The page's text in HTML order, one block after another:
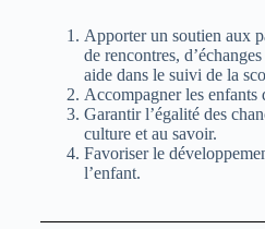
Apporter un soutien aux
de rencontres,
aide dans le suivi de la
Accompagner les enfants
Garantir l’égalité des
culture et au savoir.
Favoriser le
l’enfant.